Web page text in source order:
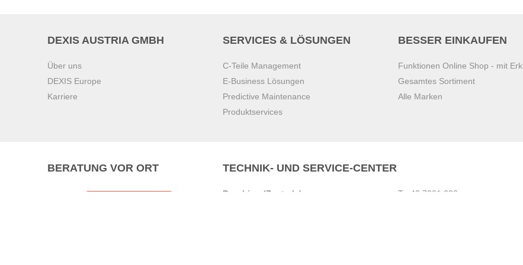
DEXIS AUSTRIA GMBH
Über uns
DEXIS Europe
Karriere
SERVICES & LÖSUNGEN
C-Teile Management
E-Business Lösungen
Predictive Maintenance
Produktservices
BESSER EINKAUFEN
Funktionen Online Shop - mit
Gesamtes Sortiment
Alle Marken
BERATUNG VOR ORT TECHNIK- UND SERVICE-CENTER
Pasching (Zentrale)
T
+43 7221 223